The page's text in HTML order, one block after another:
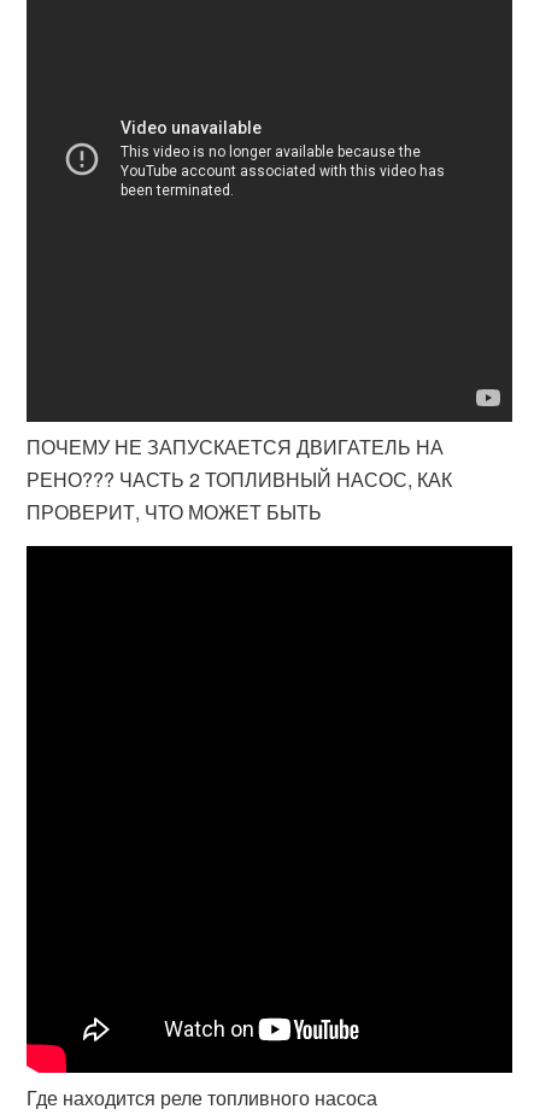
ПОЧЕМУ НЕ ЗАПУСКАЕТСЯ ДВИГАТЕЛЬ НА
РЕНО??? ЧАСТЬ 2 ТОПЛИВНЫЙ НАСОС, КАК
ПРОВЕРИТ, ЧТО МОЖЕТ БЫТЬ
Где находится реле топливного насоса